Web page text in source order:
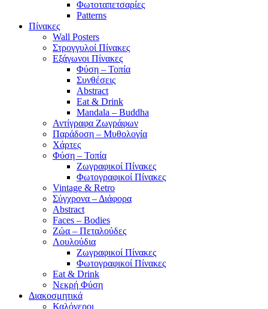
Φωτοταπετσαρίες
Patterns
Πίνακες
Wall Posters
Στρογγυλοί Πίνακες
Εξάγωνοι Πίνακες
Φύση – Τοπία
Συνθέσεις
Abstract
Eat & Drink
Mandala – Buddha
Αντίγραφα Ζωγράφων
Παράδοση – Μυθολογία
Χάρτες
Φύση – Τοπία
Ζωγραφικοί Πίνακες
Φωτογραφικοί Πίνακες
Vintage & Retro
Σύγχρονα – Διάφορα
Abstract
Faces – Bodies
Ζώα – Πεταλούδες
Λουλούδια
Ζωγραφικοί Πίνακες
Φωτογραφικοί Πίνακες
Eat & Drink
Νεκρή Φύση
Διακοσμητικά
Καλόγεροι